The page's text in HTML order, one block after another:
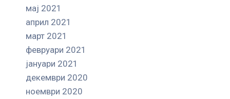
мај 2021
април 2021
март 2021
февруари 2021
јануари 2021
декември 2020
ноември 2020